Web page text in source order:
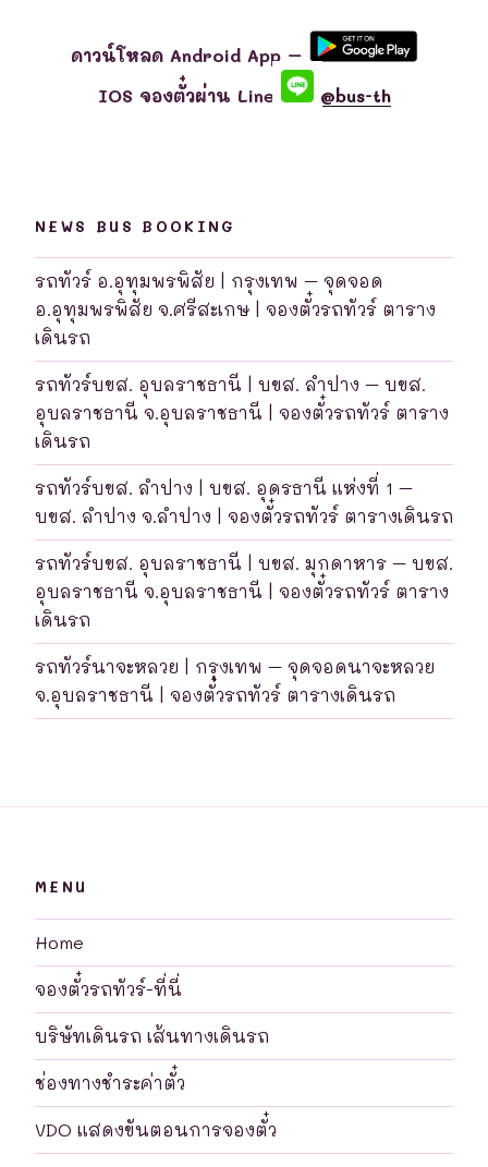
ดาวน์โหลด Android App –
IOS จองตั๋วผ่าน Line
@bus-th
NEWS BUS BOOKING
รถทัวร์ อ.อุทุมพรพิสัย | กรุงเทพ – จุดจอด
อ.อุทุมพรพิสัย จ.ศรีสะเกษ | จองตั๋วรถทัวร์ ตาราง
เดินรถ
รถทัวร์บขส. อุบลราชธานี | บขส. ลำปาง – บขส.
อุบลราชธานี จ.อุบลราชธานี | จองตั๋วรถทัวร์ ตาราง
เดินรถ
รถทัวร์บขส. ลำปาง | บขส. อุดรธานี แห่งที่ 1 –
บขส. ลำปาง จ.ลำปาง | จองตั๋วรถทัวร์ ตารางเดินรถ
รถทัวร์บขส. อุบลราชธานี | บขส. มุกดาหาร – บขส.
อุบลราชธานี จ.อุบลราชธานี | จองตั๋วรถทัวร์ ตาราง
เดินรถ
รถทัวร์นาจะหลวย | กรุงเทพ – จุดจอดนาจะหลวย
จ.อุบลราชธานี | จองตั๋วรถทัวร์ ตารางเดินรถ
MENU
Home
จองตั๋วรถทัวร์-ที่นี่
บริษัทเดินรถ เส้นทางเดินรถ
ช่องทางชำระค่าตั๋ว
VDO แสดงขันตอนการจองตั๋ว